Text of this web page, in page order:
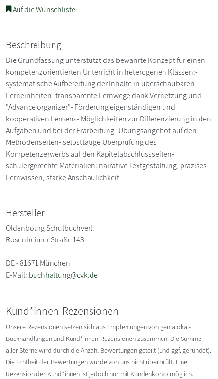
Auf die Wunschliste
Beschreibung
Die Grundfassung unterstützt das bewährte Konzept für einen
kompetenzorientierten Unterricht in heterogenen Klassen:-
systematische Aufbereitung der Inhalte in überschaubaren
Lerneinheiten- transparente Lernwege dank Vernetzung und
"Advance organizer"- Förderung eigenständigen und
kooperativen Lernens- Möglichkeiten zur Differenzierung in den
Aufgaben und bei der Erarbeitung- Übungsangebot auf den
Methodenseiten- selbsttätige Überprüfung des
Kompetenzerwerbs auf den Kapitelabschlussseiten-
schülergerechte Materialien: narrative Textgestaltung, präzises
Lernwissen, starke Anschaulichkeit
Hersteller
Oldenbourg Schulbuchverl.
Rosenheimer Straße 143
DE - 81671 München
E-Mail: buchhaltung@cvk.de
Kund*innen-Rezensionen
Unsere Rezensionen setzen sich aus Empfehlungen von genialokal-
Buchhandlungen und Kund*innen-Rezensionen zusammen. Die Summe
aller Sterne wird durch die Anzahl Bewertungen geteilt (und ggf. gerundet).
Die Echtheit der Bewertungen wurde von uns nicht überprüft. Eine
Rezension der Kund*innen ist jedoch nur mit Kundenkonto möglich.